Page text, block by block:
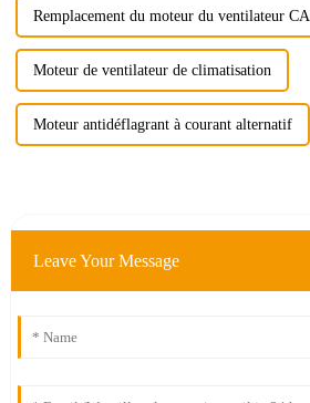
Remplacement du moteur du ventilateur CA
Moteur de ventilateur de climatisation
Moteur antidéflagrant à courant alternatif
Leave Your Message